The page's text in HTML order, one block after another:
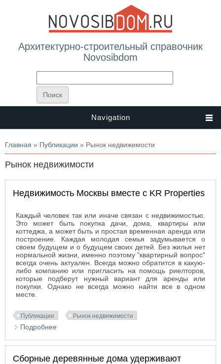
Архитектурно-строительный справочник
Novosibdom
Navigation
Вы здесь
Главная » Публикации » Рынок недвижимости
Рынок недвижимости
Недвижимость Москвы вместе с KR Properties
Каждый человек так или иначе связан с недвижимостью.
Это может быть покупка дачи, дома, квартиры или
коттеджа, а может быть и простая временная аренда или
построение. Каждая молодая семья задумывается о
своем будущем и о будущем своих детей. Без жилья нет
нормальной жизни, именно поэтому "квартирный вопрос"
всегда очень актуален. Всегда можно обратится в какую-
либо компанию или пригласить на помощь риелторов,
которые подберут нужный вариант для аренды или
покупки. Однако не всегда можно найти все в одном
месте.
Публикации Рынок недвижимости
Подробнее
Сборные деревянные дома удерживают